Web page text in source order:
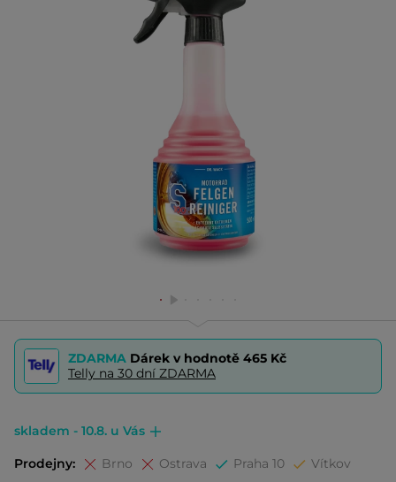
ZDARMA Dárek v hodnotě 465 Kč
Telly na 30 dní ZDARMA
skladem - 10.8. u Vás
Prodejny: Brno Ostrava Praha 10 Vítkov